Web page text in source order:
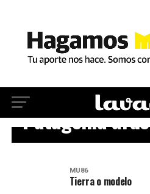
Patagonia arde
MU86
Tierra o modelo